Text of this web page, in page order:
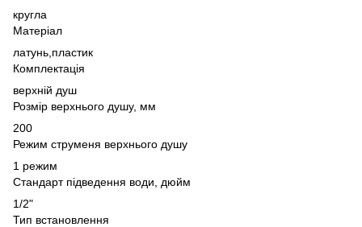
кругла
Матеріал
латунь, пластик
Комплектація
верхній душ
Розмір верхнього душу, мм
200
Режим струменя верхнього душу
1 режим
Стандарт підведення води, дюйм
1/2"
Тип встановлення